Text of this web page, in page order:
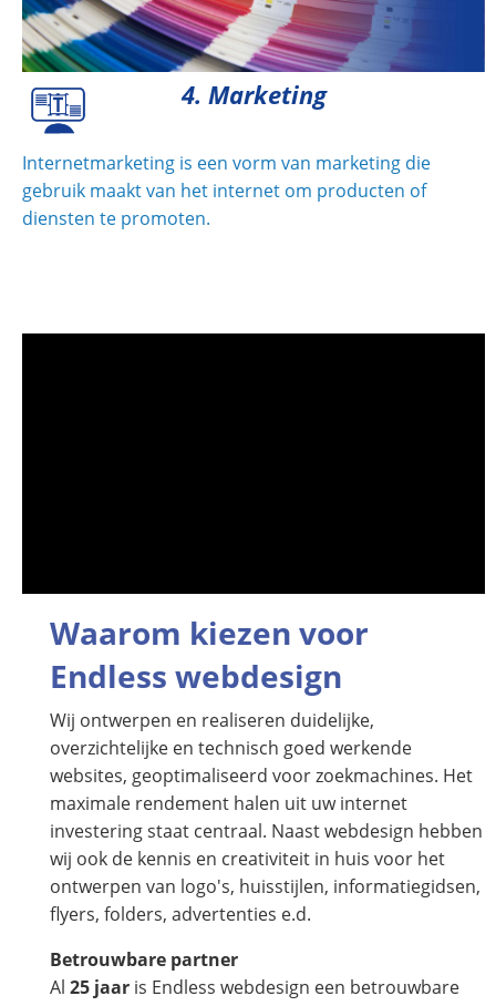
4. Marketing
Internetmarketing is een vorm van marketing die
gebruik maakt van het internet om producten of
diensten te promoten.
Waarom kiezen voor
Endless webdesign
Wij ontwerpen en realiseren duidelijke,
overzichtelijke en technisch goed werkende
websites, geoptimaliseerd voor zoekmachines. Het
maximale rendement halen uit uw internet
investering staat centraal. Naast webdesign hebben
wij ook de kennis en creativiteit in huis voor het
ontwerpen van logo's, huisstijlen, informatiegidsen,
flyers, folders, advertenties e.d.
Betrouwbare partner
Al 25 jaar is Endless webdesign een betrouwbare